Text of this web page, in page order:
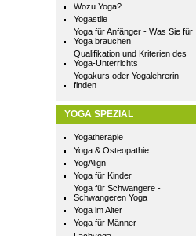
Wozu Yoga?
Yogastile
Yoga für Anfänger - Was Sie für
Yoga brauchen
Qualifikation und Kriterien des
Yoga-Unterrichts
Yogakurs oder Yogalehrerin
finden
YOGA SPEZIAL
Yogatherapie
Yoga & Osteopathie
YogAlign
Yoga für Kinder
Yoga für Schwangere -
Schwangeren Yoga
Yoga im Alter
Yoga für Männer